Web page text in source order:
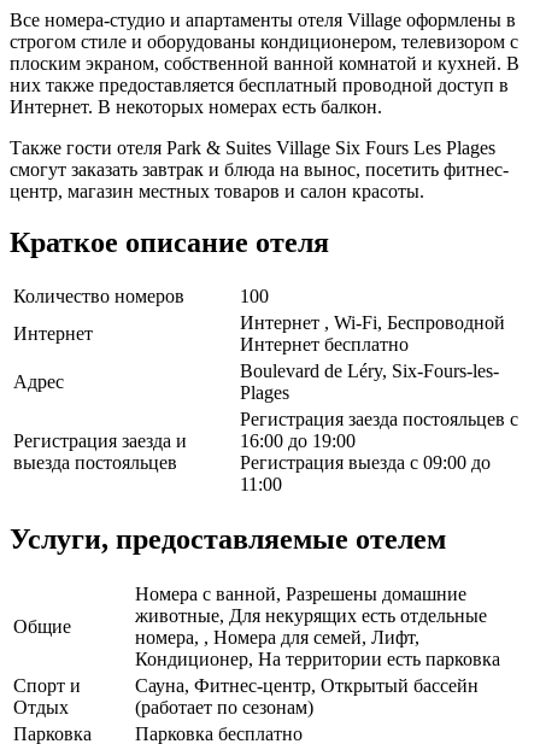
Все номера-студио и апартаменты отеля Village оформлены в
строгом стиле и оборудованы кондиционером, телевизором с
плоским экраном, собственной ванной комнатой и кухней. В
них также предоставляется бесплатный проводной доступ в
Интернет. В некоторых номерах есть балкон.
Также гости отеля Park & Suites Village Six Fours Les Plages
смогут заказать завтрак и блюда на вынос, посетить фитнес-
центр, магазин местных товаров и салон красоты.
Краткое описание отеля
Количество номеров
100
Интернет
Интернет , Wi-Fi, Беспроводной
Интернет бесплатно
Адрес
Boulevard de Léry, Six-Fours-les-
Plages
Регистрация заезда и
выезда постояльцев
Регистрация заезда постояльцев с
16:00 до 19:00
Регистрация выезда с 09:00 до
11:00
Услуги, предоставляемые отелем
Общие
Номера с ванной, Разрешены домашние
животные, Для некурящих есть отдельные
номера, , Номера для семей, Лифт,
Кондиционер, На территории есть парковка
Спорт и
Отдых
Сауна, Фитнес-центр, Открытый бассейн
(работает по сезонам)
Парковка
Парковка бесплатно